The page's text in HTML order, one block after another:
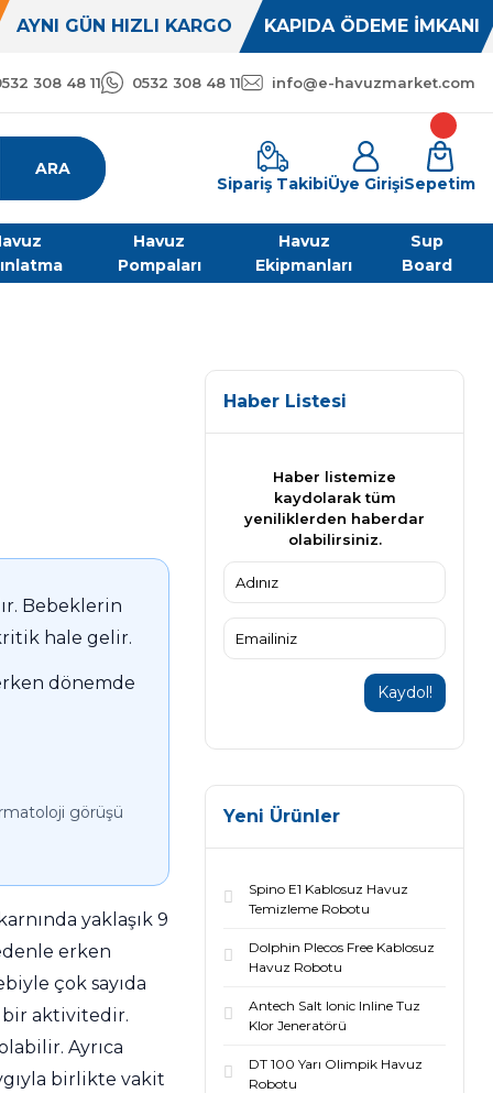
AYNI GÜN HIZLI KARGO KAPIDA ÖDEME İMKANI
308 48 11 0532 308 48 11 info@e-havuzmarket.com
ARA
Sipariş TakibiÜye GirişiSepetim
Havuz
Pompaları
Havuz
Ekipmanları
Sup
Board
Bebeklerin
hale gelir.
dönemde
görüşü
yaklaşık 9
erken
çok sayıda
bir aktivitedir.
Ayrıca
birlikte vakit
Haber Listesi
Haber listemize
kaydolarak tüm
yeniliklerden haberdar
olabilirsiniz.
Kaydol!
Yeni Ürünler
Spino E1 Kablosuz Havuz
Temizleme Robotu
Dolphin Plecos Free Kablosuz
Havuz Robotu
Antech Salt Ionic Inline Tuz
Klor Jeneratörü
DT 100 Yarı Olimpik Havuz
Robotu